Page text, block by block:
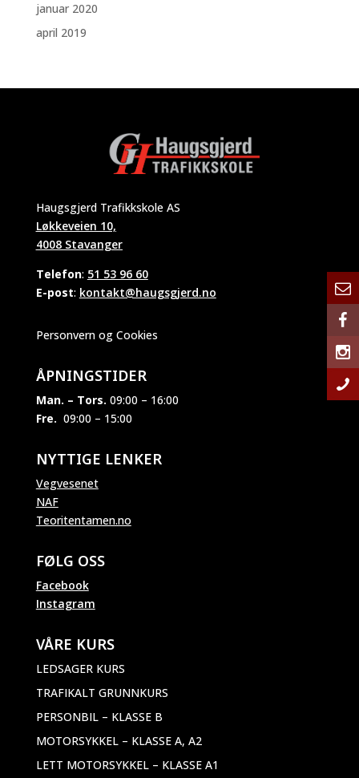
januar 2020
april 2019
Haugsgjerd Trafikkskole AS
Løkkeveien 10,
4008 Stavanger
Telefon: 51 53 96 60
E-post: kontakt@haugsgjerd.no
Personvern og Cookies
ÅPNINGSTIDER
Man. – Tors. 09:00 – 16:00
Fre. 09:00 – 15:00
NYTTIGE LENKER
Vegvesenet
NAF
Teoritentamen.no
FØLG OSS
Facebook
Instagram
VÅRE KURS
LEDSAGER KURS
TRAFIKALT GRUNNKURS
PERSONBIL – KLASSE B
MOTORSYKKEL – KLASSE A, A2
LETT MOTORSYKKEL – KLASSE A1